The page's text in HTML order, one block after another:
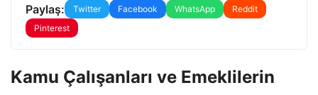
Paylaş: Twitter Facebook WhatsApp
Reddit
Pinterest
Kamu Çalışanları ve Emeklilerin